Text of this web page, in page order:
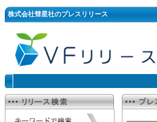
株式会社彗星社のプレスリリース